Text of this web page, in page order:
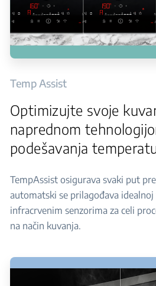
Temp Assist
Optimizujte svoje
naprednom
podešavanja
TempAssist osigurava svaki put
automatski se prilagođava
infracrvenim senzorima za celi
na način kuvanja.